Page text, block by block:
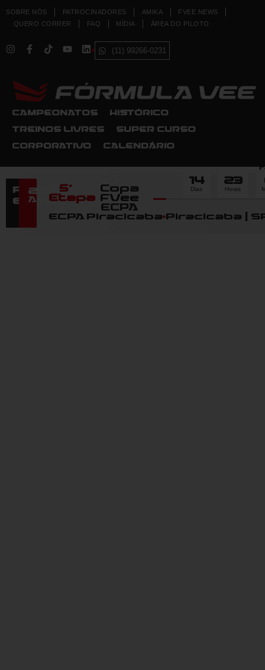
SOBRE NÓS PATROCINADORES AMIKA
FVEE NEWS
QUERO CORRER
FAQ MÍDIA ÁREA DO PILOTO
(11) 99266-0231
CAMPEONATOS HISTÓRICO
TREINOS LIVRES SUPER CURSO
CORPORATIVO CALENDÁRIO
Próximo
Evento
22
Agosto
5ª
Etapa
Copa
FVee
ECPA
ECPA Piracicaba Piracicaba |
14
Dias
23
Horas